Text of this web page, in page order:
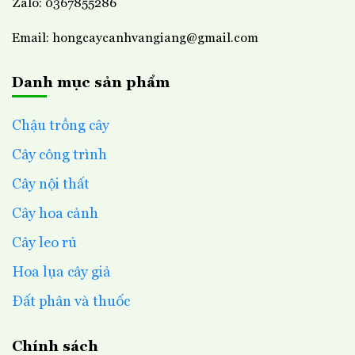
–Cây mỏ kétthường được nhân giống bằng cách tách cây
– Đất trồng mỏ két không khó chọn bởi chỉ cần đủ dinh
Email: hongcaycanhvangiang@gmail.com
Danh mục sản phẩm
Chậu trồng cây
Cây công trình
Cây nội thất
Cây hoa cảnh
Cây leo rủ
Hoa lụa cây giả
Đất phân và thuốc
Chính sách